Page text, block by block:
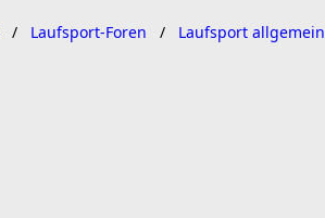
Laufsport-Foren Laufsport allgemein